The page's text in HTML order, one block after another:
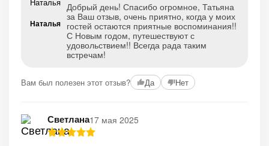
Наталья
Добрый день! Спасибо огромное, Татьяна
за Ваш отзыв, очень приятно, когда у моих
гостей остаются приятные воспоминания!!
С Новым годом, путешествуют с
удовольствием!! Всегда рада таким
встречам!
Вам был полезен этот отзыв? Да Нет
Светлана17 мая 2025